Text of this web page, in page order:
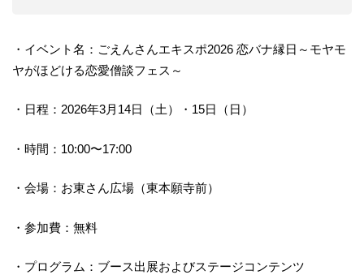
・イベント名：ごえんさんエキスポ2026 恋バナ縁日～モヤモ
ヤがほどける恋愛僧談フェス～
・日程：2026年3月14日（土）・15日（日）
・時間：10:00〜17:00
・会場：お東さん広場（東本願寺前）
・参加費：無料
・プログラム：ブース出展およびステージコンテンツ